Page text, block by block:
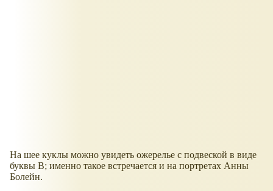
На шее куклы можно увидеть ожерелье с подвеской в виде
буквы B; именно такое встречается и на портретах Анны
Болейн.